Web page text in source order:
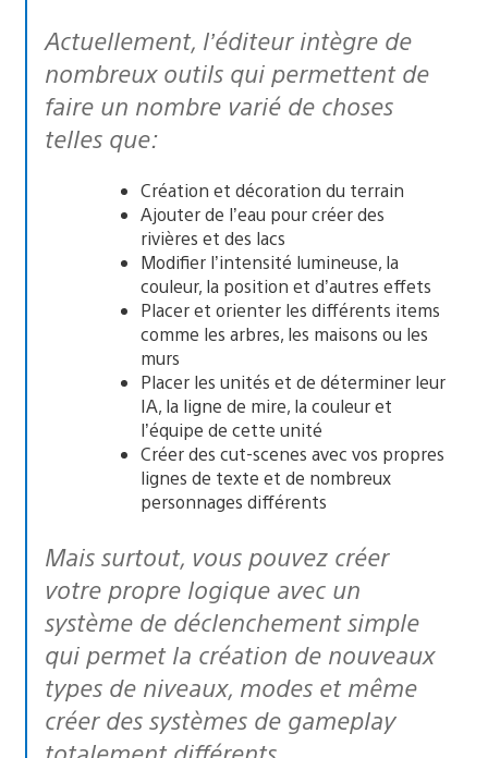
Actuellement, l’éditeur intègre de
nombreux outils qui permettent de
faire un nombre varié de choses
telles que:
Création et décoration du terrain
Ajouter de l’eau pour créer des
rivières et des lacs
Modifier l’intensité lumineuse, la
couleur, la position et d’autres effets
Placer et orienter les différents items
comme les arbres, les maisons ou les
murs
Placer les unités et de déterminer leur
IA, la ligne de mire, la couleur et
l’équipe de cette unité
Créer des cut-scenes avec vos propres
lignes de texte et de nombreux
personnages différents
Mais surtout, vous pouvez créer
votre propre logique avec un
système de déclenchement simple
qui permet la création de nouveaux
types de niveaux, modes et même
créer des systèmes de gameplay
totalement différents.